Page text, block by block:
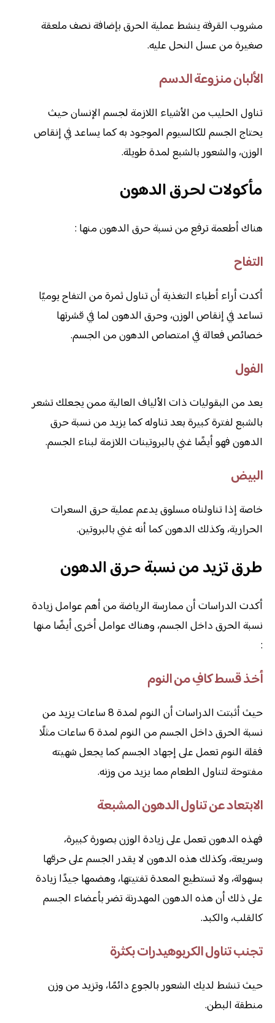
مشروب القرفة ينشط عملية الحرق بإضافة نصف ملعقة
صغيرة من عسل النحل عليه.
الألبان منزوعة الدسم
تناول الحليب من الأشياء اللازمة لجسم الإنسان حيث
يحتاج الجسم للكالسيوم الموجود به كما يساعد في إنقاص
الوزن، والشعور بالشبع لمدة طويلة.
مأكولات لحرق الدهون
هناك أطعمة ترفع من نسبة حرق الدهون منها :
التفاح
أكدت أراء أطباء التغذية أن تناول ثمرة من التفاح يوميًا
تساعد في إنقاص الوزن، وحرق الدهون لما في قشرتها
خصائص فعالة في امتصاص الدهون من الجسم.
الفول
يعد من البقوليات ذات الألياف العالية ممن يجعلك تشعر
بالشبع لفترة كبيرة بعد تناوله كما يزيد من نسبة حرق
الدهون فهو أيضًا غني بالبروتينات اللازمة لبناء الجسم.
البيض
خاصة إذا تناولناه مسلوق يدعم عملية حرق السعرات
الحرارية، وكذلك الدهون كما أنه غني بالبروتين.
طرق تزيد من نسبة حرق الدهون
أكدت الدراسات أن ممارسة الرياضة من أهم عوامل زيادة
نسبة الحرق داخل الجسم، وهناك عوامل أخرى أيضًا منها
:
أخذ قسط كافِ من النوم
حيث أثبتت الدراسات أن النوم لمدة 8 ساعات يزيد من
نسبة الحرق داخل الجسم من النوم لمدة 6 ساعات مثلًا
فقلة النوم تعمل على إجهاد الجسم كما يجعل شهيته
مفتوحة لتناول الطعام مما يزيد من وزنه.
الابتعاد عن تناول الدهون المشبعة
فهذه الدهون تعمل على زيادة الوزن بصورة كبيرة،
وسريعة، وكذلك هذه الدهون لا يقدر الجسم على حرقها
بسهولة، ولا تستطيع المعدة تفتيتها، وهضمها جيدًا زيادة
على ذلك أن هذه الدهون المهدرنة تضر بأعضاء الجسم
كالقلب، والكبد.
تجنب تناول الكربوهيدرات بكثرة
حيث تنشط لديك الشعور بالجوع دائمًا، وتزيد من وزن
منطقة البطن.